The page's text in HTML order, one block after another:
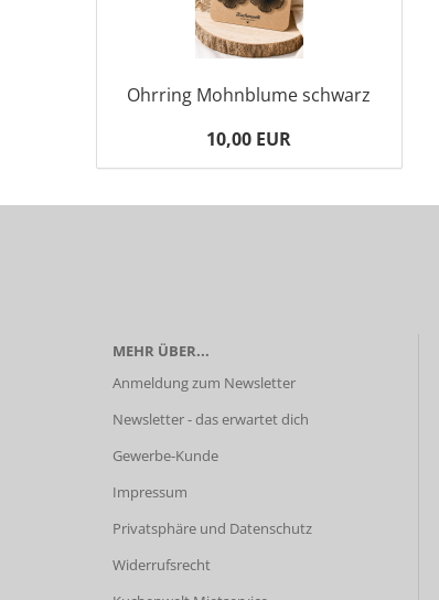
Ohrring Mohnblume schwarz
10,00 EUR
MEHR ÜBER...
Anmeldung zum Newsletter
Newsletter - das erwartet dich
Gewerbe-Kunde
Impressum
Privatsphäre und Datenschutz
Widerrufsrecht